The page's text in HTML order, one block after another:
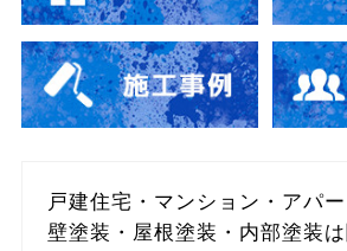
戸建住宅・マンション・アパ
壁塗装・屋根塗装・内部塗装